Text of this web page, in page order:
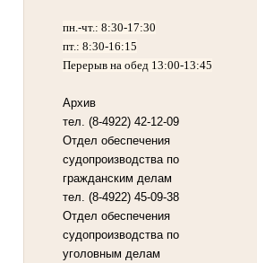
пн.-чт.:8:30-17:30
пт.:8:30-16:15
Перерыв на обед 13:00-13:45
Архив
тел. (8-4922) 42-12-09
Отдел обеспечения
судопроизводства по
гражданским делам
тел. (8-4922) 45-09-38
Отдел обеспечения
судопроизводства по
уголовным делам